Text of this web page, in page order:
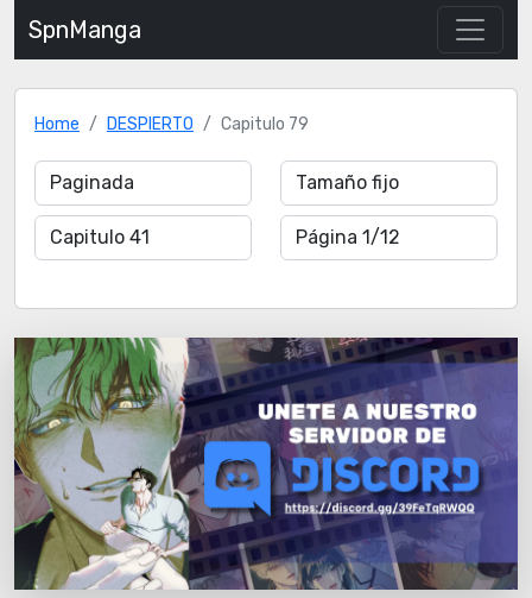
SpnManga
Home DESPIERTO Capitulo 79